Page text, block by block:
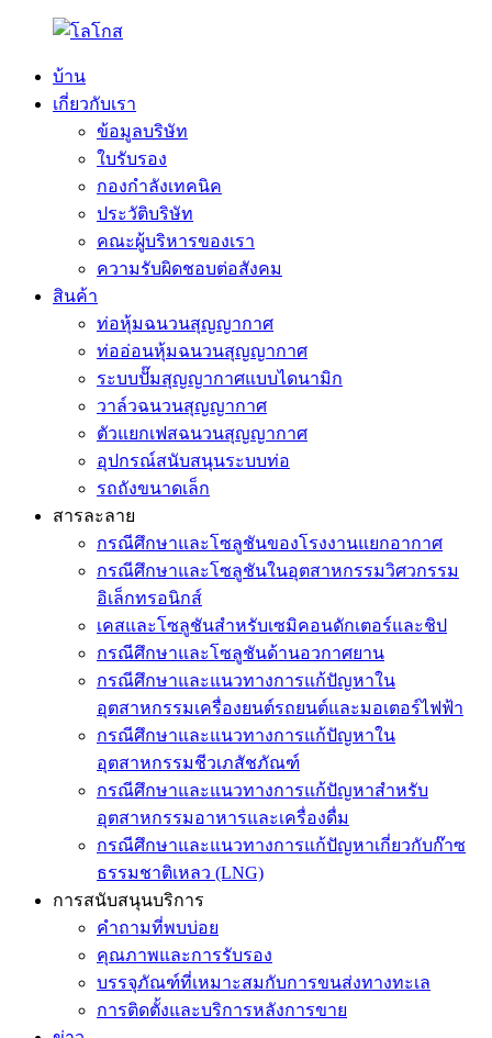
บ้าน
เกี่ยวกับเรา
ข้อมูลบริษัท
ใบรับรอง
กองกำลังเทคนิค
ประวัติบริษัท
คณะผู้บริหารของเรา
ความรับผิดชอบต่อสังคม
สินค้า
ท่อหุ้มฉนวนสุญญากาศ
ท่ออ่อนหุ้มฉนวนสุญญากาศ
ระบบปั๊มสุญญากาศแบบไดนามิก
วาล์วฉนวนสุญญากาศ
ตัวแยกเฟสฉนวนสุญญากาศ
อุปกรณ์สนับสนุนระบบท่อ
รถถังขนาดเล็ก
สารละลาย
กรณีศึกษาและโซลูชันของโรงงานแยกอากาศ
กรณีศึกษาและโซลูชันในอุตสาหกรรมวิศวกรรม
อิเล็กทรอนิกส์
เคสและโซลูชันสำหรับเซมิคอนดักเตอร์และชิป
กรณีศึกษาและโซลูชันด้านอวกาศยาน
กรณีศึกษาและแนวทางการแก้ปัญหาใน
อุตสาหกรรมเครื่องยนต์รถยนต์และมอเตอร์ไฟฟ้า
กรณีศึกษาและแนวทางการแก้ปัญหาใน
อุตสาหกรรมชีวเภสัชภัณฑ์
กรณีศึกษาและแนวทางการแก้ปัญหาสำหรับ
อุตสาหกรรมอาหารและเครื่องดื่ม
กรณีศึกษาและแนวทางการแก้ปัญหาเกี่ยวกับก๊าซ
ธรรมชาติเหลว (LNG)
การสนับสนุนบริการ
คำถามที่พบบ่อย
คุณภาพและการรับรอง
บรรจุภัณฑ์ที่เหมาะสมกับการขนส่งทางทะเล
การติดตั้งและบริการหลังการขาย